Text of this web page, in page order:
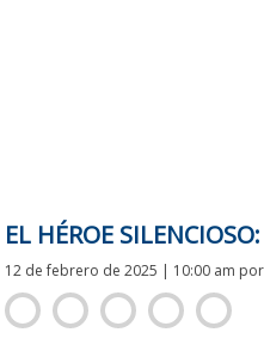
EL HÉROE
12 de febrero de 2025 | 10:00 am por